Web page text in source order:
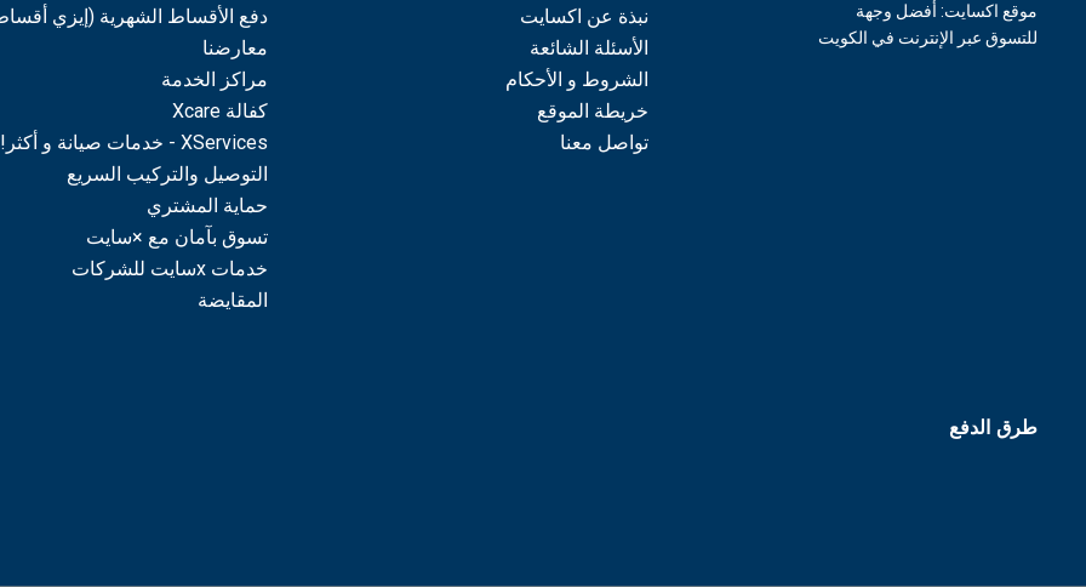
نبذة عن اكسايت
الأسئلة الشائعة
الشروط و الأحكام
خريطة الموقع
تواصل معنا
دفع الأقساط الشهرية (إيزي
معارضنا
مراكز الخدمة
كفالة Xcare
XServices - خدمات صيانة و أكثر!
التوصيل والتركيب السريع
حماية المشتري
تسوق بآمان مع ×سايت
خدمات xسايت للشركات
المقايضة
موقع اكسايت: أفضل وجهة
للتسوق عبر الإنترنت في الكويت
طرق الدفع